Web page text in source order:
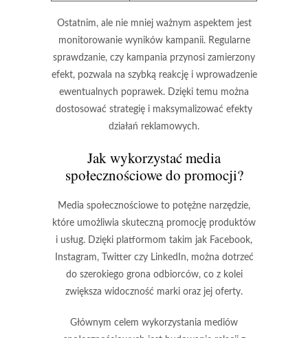
Ostatnim, ale nie mniej ważnym aspektem jest
monitorowanie wynikówkampanii. Regularne
sprawdzanie, czy kampania przynosi zamierzony
efekt, pozwala na szybką reakcję i wprowadzenie
ewentualnych poprawek. Dzięki temu można
dostosować strategię i maksymalizować efekty
działań reklamowych.
Jak wykorzystać media
społecznościowe do promocji?
Media społecznościowe to potężne narzędzie,
które umożliwia skuteczną promocję produktów
i usług. Dzięki platformom takim jak Facebook,
Instagram, Twitter czy LinkedIn, można dotrzeć
do szerokiego grona odbiorców, co z kolei
zwiększa widoczność marki oraz jej oferty.
Głównym celem wykorzystania mediów